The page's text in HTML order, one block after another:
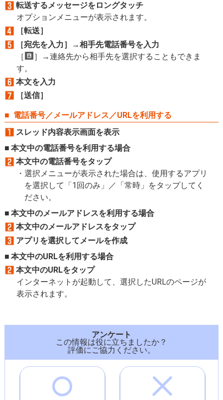
転送するメッセージをロングタッチ
オプションメニューが表示されます。
［転送］
［宛先を入力］→相手先電話番号を入力
［
］→連絡先から相手先を選択することもできま
す。
本文を入力
［送信］
電話番号／メールアドレス／URLを利用する
スレッド内容表示画面を表示
本文中の電話番号を利用する場合
本文中の電話番号をタップ
選択メニューが表示された場合は、使用するアプリ
を選択して「1回のみ」／「常時」をタップしてく
ださい。
本文中のメールアドレスを利用する場合
本文中のメールアドレスをタップ
アプリを選択してメールを作成
本文中のURLを利用する場合
本文中のURLをタップ
インターネットが起動して、選択したURLのページが
表示されます。
アンケート
この情報は役に立ちましたか？
評価にご協力ください。